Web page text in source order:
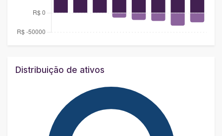
Distribuição de ativos